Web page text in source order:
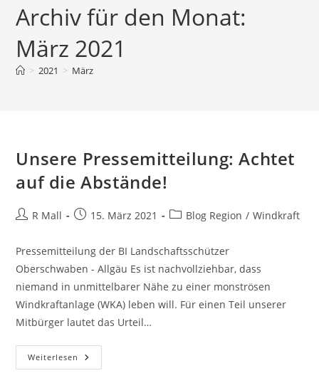
Archiv für den Monat:
März 2021
> 2021 > März
Unsere Pressemitteilung: Achtet
auf die Abstände!
Beitrags-
R Mall
Beitrag15. März 2021
Beitrags-
Blog Region / Windkraft
Pressemitteilung der BI Landschaftsschützer
Oberschwaben - Allgäu Es ist nachvollziehbar, dass
niemand in unmittelbarer Nähe zu einer monströsen
Windkraftanlage (WKA) leben will. Für einen Teil unserer
Mitbürger lautet das Urteil…
Weiterlesen Unsere
Pressemitteilung: